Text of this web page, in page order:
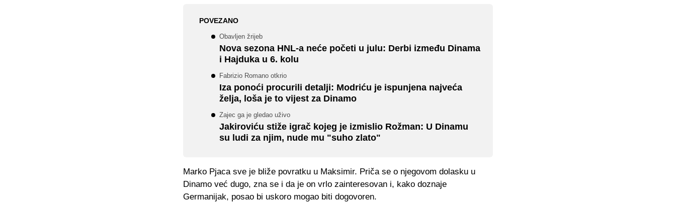
POVEZANO
Obavljen žrijeb
Nova sezona HNL-a neće početi u julu: Derbi između Dinama
i Hajduka u 6. kolu
Fabrizio Romano otkrio
Iza ponoći procurili detalji: Modriću je ispunjena najveća
želja, loša je to vijest za Dinamo
Zajec ga je gledao uživo
Jakiroviću stiže igrač kojeg je izmislio Rožman: U Dinamu
su ludi za njim, nude mu "suho zlato"
Marko Pjaca sve je bliže povratku u Maksimir. Priča se o njegovom dolasku u
Dinamo već dugo, zna se i da je on vrlo zainteresovan i, kako doznaje
Germanijak, posao bi uskoro mogao biti dogovoren.